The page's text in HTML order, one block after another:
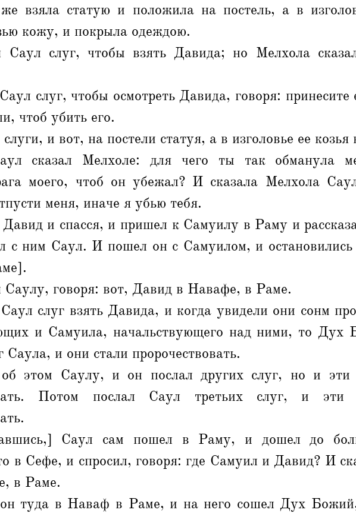
взяла статую и положила на постель, а в
кожу, и покрыла одеждою.
слуг, чтобы взять Давида; но Мелхола
слуг, чтобы осмотреть Давида, говоря: принесите
чтоб убить его.
и вот, на постели статуя, а в изголовье ее козья
сказал Мелхоле: для чего ты так обманула
моего, чтоб он убежал? И сказала Мелхола
меня, иначе я убью тебя.
и спасся, и пришел к Самуилу в Раму и
с ним Саул. И пошел он с Самуилом, и
Саулу, говоря: вот, Давид в Навафе, в Раме.
слуг взять Давида, и когда увидели они сонм
и Самуила, начальствующего над ними, то Дух
Саула, и они стали пророчествовать.
этом Саулу, и он послал других слуг, но и эти
Потом послал Саул третьих слуг, и эти
Саул сам пошел в Раму, и дошел до
в Сефе, и спросил, говоря: где Самуил и Давид? И
в Раме.
туда в Наваф в Раме, и на него сошел Дух